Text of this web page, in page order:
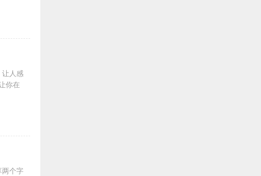
让人感
你在
两个字